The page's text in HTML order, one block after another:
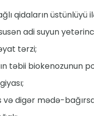
qidaların üstünlüyü
adi suyun
tərzi;
təbii biokenozunun
digər mədə-